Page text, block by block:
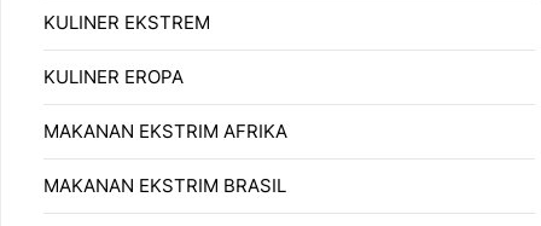
KULINER EKSTREM
KULINER EROPA
MAKANAN EKSTRIM AFRIKA
MAKANAN EKSTRIM BRASIL